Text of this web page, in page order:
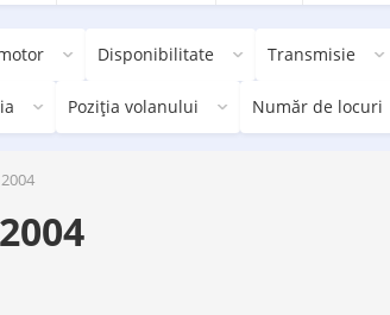
Disponibilitate Transmisie
Poziția volanului Număr de locuri